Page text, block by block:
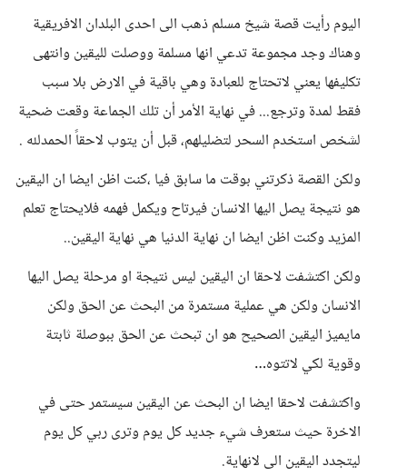
اليوم رأيت قصة شيخ مسلم ذهب الى احدى البلدان الافريقية
وهناك وجد مجموعة تدعي انها مسلمة ووصلت لليقين وانتهى
تكليفها يعني لاتحتاج للعبادة وهي باقية في الارض بلا سبب
فقط لمدة وترجع... في نهاية الأمر أن تلك الجماعة وقعت ضحية
لشخص استخدم السحر لتضليلهم، قبل أن يتوب لاحقاً الحمدلله .
ولكن القصة ذكرتني بوقت ما سابق فيا ،كنت اظن ايضا ان اليقين
هو نتيجة يصل اليها الانسان فيرتاح ويكمل فهمه فلايحتاج تعلم
المزيد وكنت اظن ايضا ان نهاية الدنيا هي نهاية اليقين..
ولكن اكتشفت لاحقا ان اليقين ليس نتيجة او مرحلة يصل اليها
الانسان ولكن هي عملية مستمرة من البحث عن الحق ولكن
مايميز اليقين الصحيح هو ان تبحث عن الحق ببوصلة ثابتة
وقوية لكي لاتتوه…
واكتشفت لاحقا ايضا ان البحث عن اليقين سيستمر حتى في
الاخرة حيث ستعرف شيء جديد كل يوم وترى ربي كل يوم
ليتجدد اليقين الى لانهاية.